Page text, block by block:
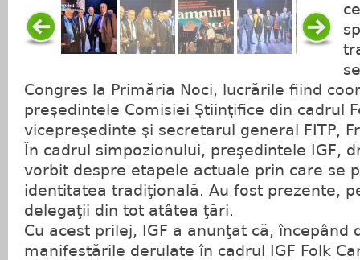
Congres la Primăria Noci, lucrările fiind
preşedintele Comisiei Ştiinţifice din cadrul
vicepreşedinte şi secretarul general FITP,
În cadrul simpozionului, preşedintele IGF,
vorbit despre etapele actuale prin care se
identitatea tradiţională. Au fost prezente,
delegaţii din tot atâtea ţări.
Cu acest prilej, IGF a anunţat că, începând
manifestările derulate în cadrul IGF Folk